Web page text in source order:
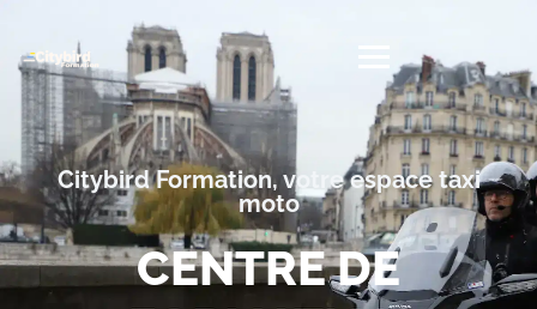
Citybird Formation, votre espace taxi
moto
CENTRE DE